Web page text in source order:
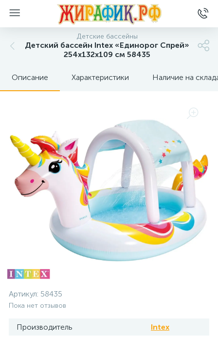
Детские бассейны
Детский бассейн Intex «Единорог Спрей»
254х132х109 см 58435
Описание Характеристики Наличие на
Артикул: 58435
Пока нет отзывов
Производитель Intex